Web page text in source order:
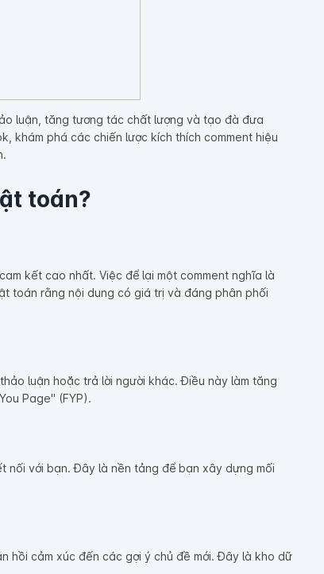
luận, tăng tương tác chất lượng và tạo đà đưa
khám phá các chiến lược kích thích comment hiệu
toán?
kết cao nhất. Việc để lại một comment nghĩa là
toán rằng nội dung có giá trị và đáng phân phối
luận hoặc trả lời người khác. Điều này làm tăng
Page" (FYP).
nối với bạn. Đây là nền tảng để bạn xây dựng mối
hồi cảm xúc đến các gợi ý chủ đề mới. Đây là kho dữ